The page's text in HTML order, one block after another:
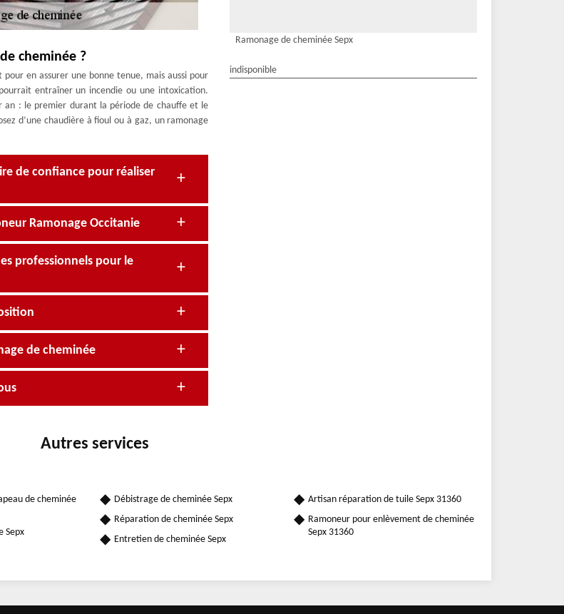
cheminée ?
en assurer une bonne tenue, mais aussi pour
entraîner un incendie ou une intoxication.
an : le premier durant la période de chauffe et le
d’une chaudière à fioul ou à gaz, un ramonage
de confiance pour réaliser
Ramonage Occitanie
professionnels pour le
de cheminée
Ramonage de cheminée Sepx
indisponible
Autres services
de cheminée
Sepx
Débistrage de cheminée Sepx
Réparation de cheminée Sepx
Entretien de cheminée Sepx
Artisan réparation de tuile Sepx 31360
Ramoneur pour enlèvement de cheminée
Sepx 31360